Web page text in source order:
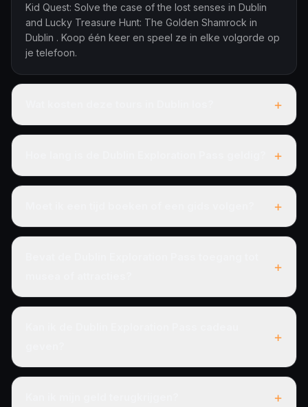
Kid Quest: Solve the case of the lost senses in Dublin
and Lucky Treasure Hunt: The Golden Shamrock in
Dublin . Koop één keer en speel ze in elke volgorde op
je telefoon.
+
+
+
+
+
+